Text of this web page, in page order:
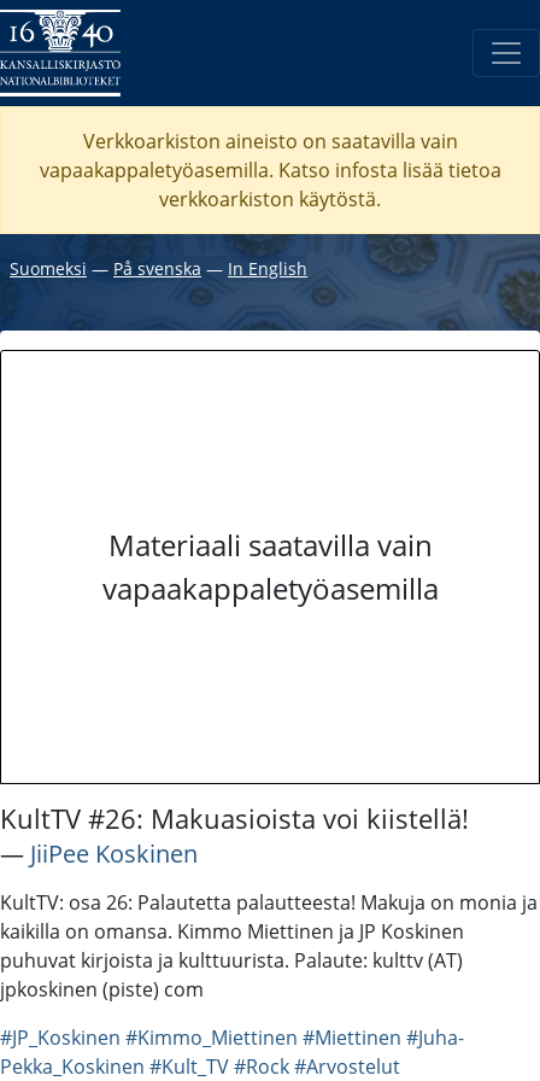
Verkkoarkiston aineisto on saatavilla vain
vapaakappaletyöasemilla. Katso infosta lisää tietoa
verkkoarkiston käytöstä.
Suomeksi ― På svenska ― In English
Materiaali saatavilla vain
vapaakappaletyöasemilla
KultTV #26: Makuasioista voi kiistellä!
― JiiPee Koskinen
KultTV: osa 26: Palautetta palautteesta! Makuja on monia ja
kaikilla on omansa. Kimmo Miettinen ja JP Koskinen
puhuvat kirjoista ja kulttuurista. Palaute: kulttv (AT)
jpkoskinen (piste) com
#JP_Koskinen #Kimmo_Miettinen #Miettinen #Juha-
Pekka_Koskinen #Kult_TV#Rock#Arvostelut